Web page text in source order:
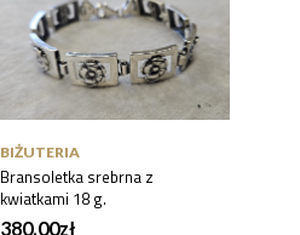
BIŻUTERIA
Bransoletka srebrna z
kwiatkami 18 g.
380.00zł